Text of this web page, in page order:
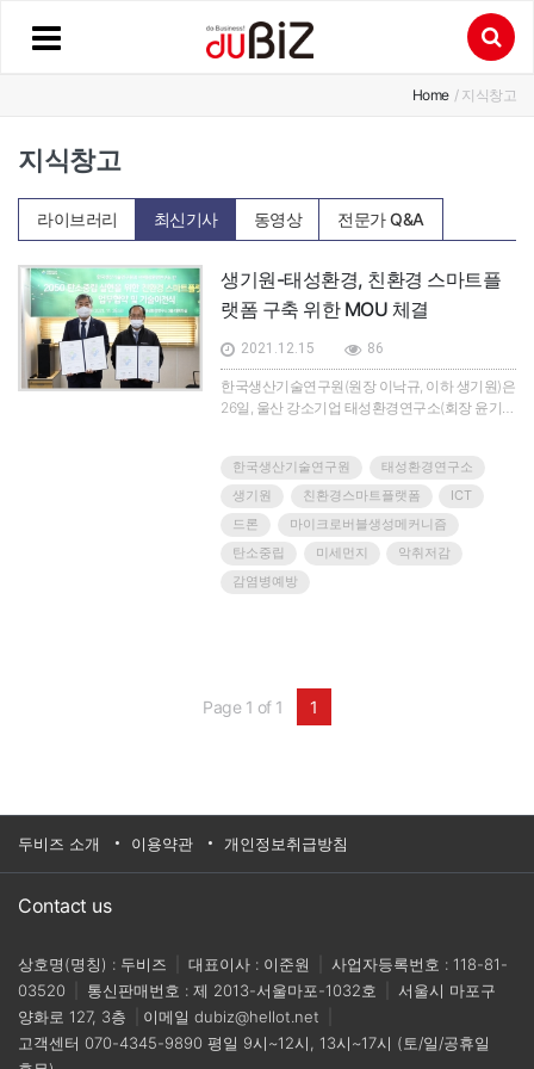
Home / 지식창고
지식창고
라이브러리 최신기사 동영상 전문가 Q&A
생기원-태성환경, 친환경 스마트플
랫폼 구축 위한 MOU 체결
2021.12.15 86
한국생산기술연구원(원장 이낙규, 이하 생기원)은
26일, 울산 강소기업 태성환경연구소(회장 윤기
도화에 힘을 모으기로 하고 업무협약을 체결했다.
태성환경 본사(울주군 온산읍)에서 열린 이날 행
사에는 협약기관 대표인 이낙규 생기원장과 윤기
열 태성환경 회장을 비롯해 생기원 이만식 울산본
부장, 이언성 기술사업화실장, 태성환경 김석만 대
표이사 등 관계자 15여명이 참석했다.이번 협약을
이전한 산업환경 청정화 기술을 태성환경 내 테스
트베드에서 스케일업 및 실증한 뒤, ICT 및 드론 기
술이 적용된 제품을 출시하는 방식으로 이뤄진다.
마 시스템 적용을 통한 난용성 악취물질 저감기
술’을 지원한다.한편, 태성환경에서는 지원받은 기
적으로 기획·추진할 계획이다.이 같은 기술협력의
기반이 다지는 이번 행사는 크게 업무협약식과 기
술이전 세레모니 총 2부로 나뉘어 1시간에 걸쳐 진
행됐다.1부 업무협약식에서는 태성환경이 상호협
력 어젠다 추진을 위한 협력방안을 발표한 뒤 협약
한국생산기술연구원
태성환경연구소
생기원
친환경스마트플랫폼
ICT
드론
마이크로버블생성메커니즘
탄소중립
미세먼지
악취저감
감염병예방
Page 1 of 1 1
두비즈 소개 이용약관 개인정보취급방침
Contact us
상호명(명칭) : 두비즈 대표이사 : 이준원
사업자등록번호 : 118-81-
03520
통신판매번호 : 제 2013-서울마포-1032호
서울시 마포구
양화로 127, 3층
이메일 dubiz@hellot.net
고객센터 070-4345-9890 평일 9시~12시, 13시~17시 (토/일/공휴일